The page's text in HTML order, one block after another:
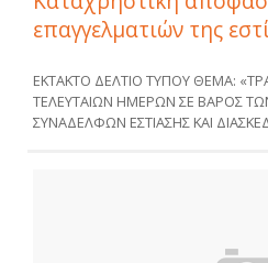
επαγγελματιών της
ΕΚΤΑΚΤΟ ΔΕΛΤΙΟ ΤΥΠΟΥ ΘΕΜΑ:
ΤΕΛΕΥΤΑΙΩΝ ΗΜΕΡΩΝ ΣΕ ΒΑΡΟΣ
ΣΥΝΑΔΕΛΦΩΝ ΕΣΤΙΑΣΗΣ ΚΑΙ